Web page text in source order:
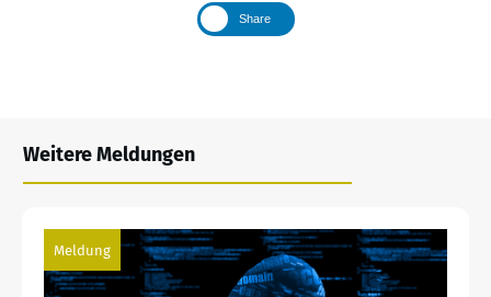
Share
Weitere Meldungen
Meldung